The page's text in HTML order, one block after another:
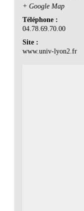
+ Google Map
Téléphone :
04.78.69.70.00
Site :
www.univ-lyon2.fr